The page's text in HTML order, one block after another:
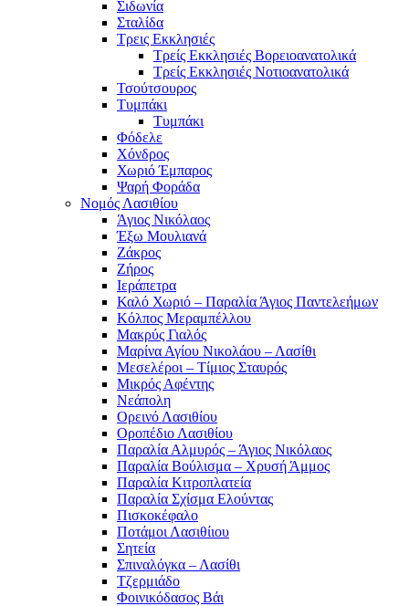
Σιδωνία
Σταλίδα
Τρεις Εκκλησιές
Τρείς Εκκλησιές Βορειοανατολικά
Τρείς Εκκλησιές Νοτιοανατολικά
Τσούτσουρος
Τυμπάκι
Τυμπάκι
Φόδελε
Χόνδρος
Χωριό Έμπαρος
Ψαρή Φοράδα
Νομός Λασιθίου
Άγιος Νικόλαος
Έξω Μουλιανά
Ζάκρος
Ζήρος
Ιεράπετρα
Καλό Χωριό – Παραλία Άγιος Παντελεήμων
Κόλπος Μεραμπέλλου
Μακρύς Γιαλός
Μαρίνα Αγίου Νικολάου – Λασίθι
Μεσελέροι – Τίμιος Σταυρός
Μικρός Αφέντης
Νεάπολη
Ορεινό Λασιθίου
Οροπέδιο Λασιθίου
Παραλία Αλμυρός – Άγιος Νικόλαος
Παραλία Βούλισμα – Χρυσή Άμμος
Παραλία Κιτροπλατεία
Παραλία Σχίσμα Ελούντας
Πισκοκέφαλο
Ποτάμοι Λασιθίιου
Σητεία
Σπιναλόγκα – Λασίθι
Τζερμιάδο
Φοινικόδασος Βάι